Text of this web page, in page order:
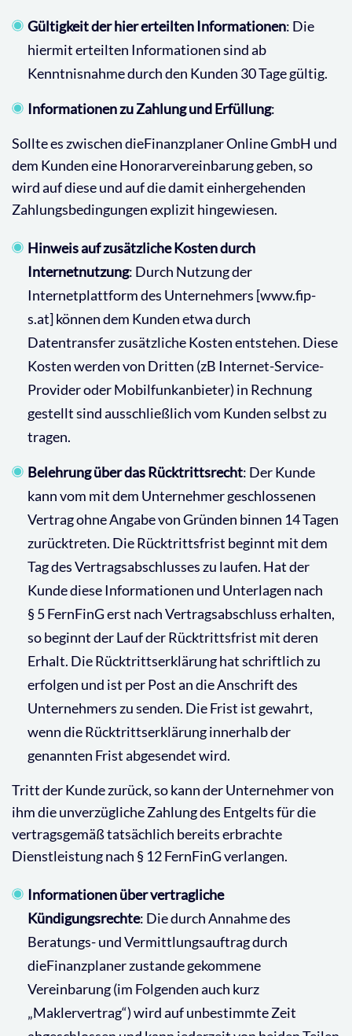
Gültigkeit der hier erteilten Informationen: Die
hiermit erteilten Informationen sind ab
Kenntnisnahme durch den Kunden 30 Tage gültig.
Informationen zu Zahlung und Erfüllung:
Sollte es zwischen dieFinanzplaner Online GmbH und
dem Kunden eine Honorarvereinbarung geben, so
wird auf diese und auf die damit einhergehenden
Zahlungsbedingungen explizit hingewiesen.
Hinweis auf zusätzliche Kosten durch
Internetnutzung: Durch Nutzung der
Internetplattform des Unternehmers [www.fip-
s.at] können dem Kunden etwa durch
Datentransfer zusätzliche Kosten entstehen. Diese
Kosten werden von Dritten (zB Internet-Service-
Provider oder Mobilfunkanbieter) in Rechnung
gestellt sind ausschließlich vom Kunden selbst zu
tragen.
Belehrung über das Rücktrittsrecht: Der Kunde
kann vom mit dem Unternehmer geschlossenen
Vertrag ohne Angabe von Gründen binnen 14 Tagen
zurücktreten. Die Rücktrittsfrist beginnt mit dem
Tag des Vertragsabschlusses zu laufen. Hat der
Kunde diese Informationen und Unterlagen nach
§ 5 FernFinG erst nach Vertragsabschluss erhalten,
so beginnt der Lauf der Rücktrittsfrist mit deren
Erhalt. Die Rücktrittserklärung hat schriftlich zu
erfolgen und ist per Post an die Anschrift des
Unternehmers zu senden. Die Frist ist gewahrt,
wenn die Rücktrittserklärung innerhalb der
genannten Frist abgesendet wird.
Tritt der Kunde zurück, so kann der Unternehmer von
ihm die unverzügliche Zahlung des Entgelts für die
vertragsgemäß tatsächlich bereits erbrachte
Dienstleistung nach § 12 FernFinG verlangen.
Informationen über vertragliche
Kündigungsrechte: Die durch Annahme des
Beratungs- und Vermittlungsauftrag durch
dieFinanzplaner zustande gekommene
Vereinbarung (im Folgenden auch kurz
„Maklervertrag“) wird auf unbestimmte Zeit